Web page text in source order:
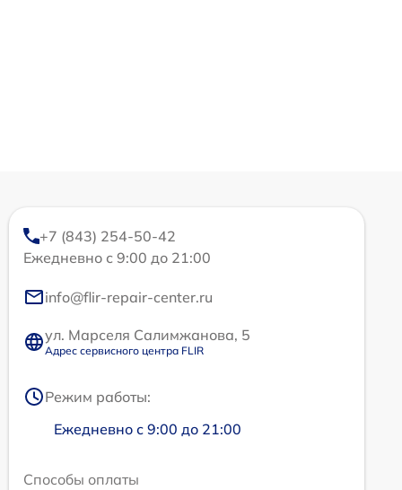
+7 (843) 254-50-42
Ежедневно с 9:00 до 21:00
info@flir-repair-center.ru
ул. Марселя Салимжанова, 5
Адрес сервисного центра FLIR
Режим работы:
Ежедневно с 9:00 до 21:00
Способы оплаты